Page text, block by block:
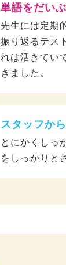
単語をだい
先生には定期
振り返るテス
れは活きてい
きました。
スタッフか
とにかくしっ
をしっかりと